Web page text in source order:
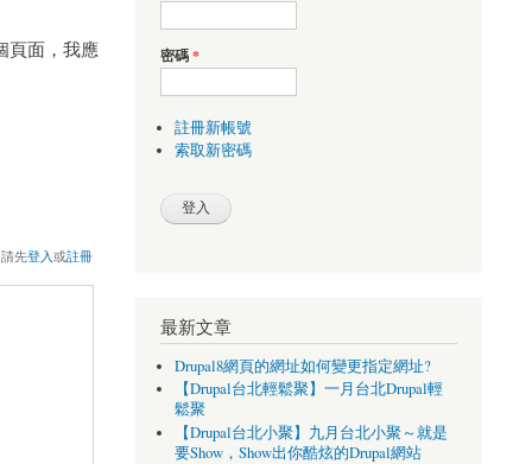
頁面，我應
先登入或註冊
密碼*
註冊新帳號
索取新密碼
最新文章
Drupal8網頁的網址如何變更指定網址?
【Drupal台北輕鬆聚】一月台北Drupal輕
鬆聚
【Drupal台北小聚】九月台北小聚～就是
要Show，Show出你酷炫的Drupal網站